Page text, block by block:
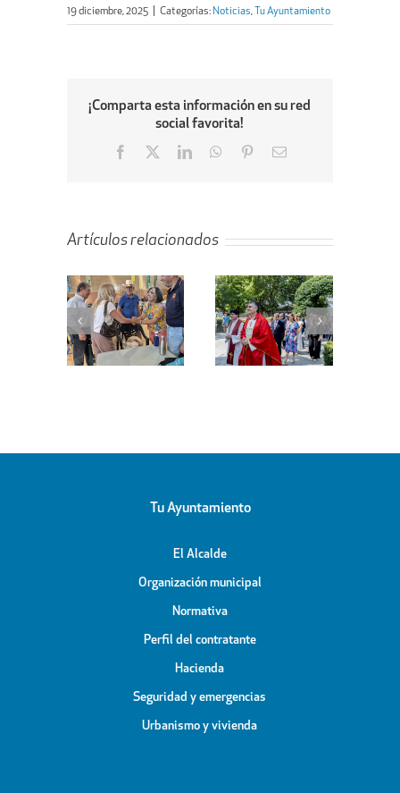
19 diciembre, 2025 Categorías: Noticias, Tu Ayuntamiento
¡Comparta esta información en su red
social favorita!
Facebook
LinkedInWhatsApp
PinterestEmail
Artículos relacionados
Villanueva de
la Cañada
celebra el Día
de Santiago
En marcha el
proyecto de
remodelación
de la calle
Tu Ayuntamiento
El Alcalde
Organización municipal
Normativa
Perfil del contratante
Hacienda
Seguridad y emergencias
Urbanismo y vivienda